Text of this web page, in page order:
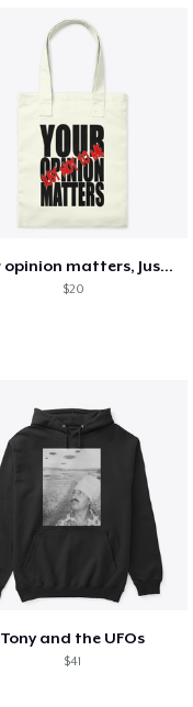
Your opinion matters, Just not to me!
$20
Tony and the UFOs
$41